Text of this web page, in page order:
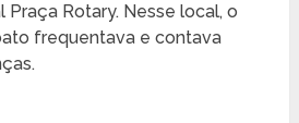
Rotary. Nesse local, o
frequentava e contava